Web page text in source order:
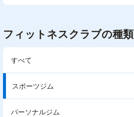
フィットネスクラブの種類
すべて
スポーツジム
パーソナルジム